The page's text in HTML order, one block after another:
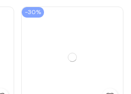
-30%